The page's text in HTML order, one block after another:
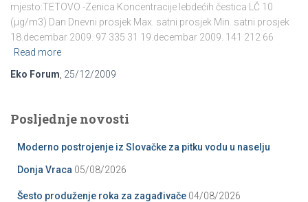
mjesto:TETOVO -Zenica Koncentracije lebdećih čestica LČ 10
(µg/m3) Dan Dnevni prosjek Max. satni prosjek Min. satni prosjek
18.decembar 2009. 97 335 31 19.decembar 2009. 141 212 66
Read more
Eko Forum 25/12/2009
Posljednje novosti
Moderno postrojenje iz Slovačke za pitku vodu u naselju
Donja Vraca 05/08/2026
Šesto produženje roka za zagađivače 04/08/2026